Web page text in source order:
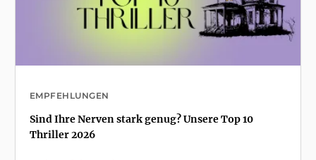
EMPFEHLUNGEN
Sind Ihre Nerven stark genug? Unsere Top 10
Thriller 2026